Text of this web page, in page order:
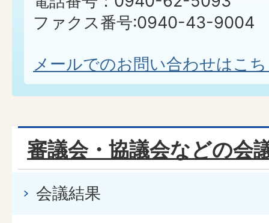
ファクス番号:0940-43-9004
メールでのお問い合わせはこ
審議会・協議会などの会
会議結果